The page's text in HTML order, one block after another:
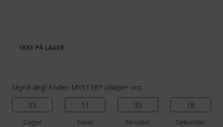
images
gallery
the
images
Skynd deg! Koden MYSTERY utløper om:
03
Dager
11
Timer
35
Minutter
17
Sekunder
IKKE PÅ LAGER